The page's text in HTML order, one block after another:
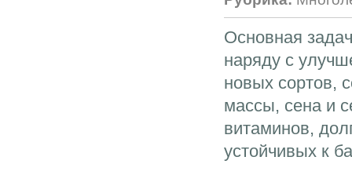
Основная
наряду с
новых сортов,
массы, сена и
витаминов,
устойчивых к